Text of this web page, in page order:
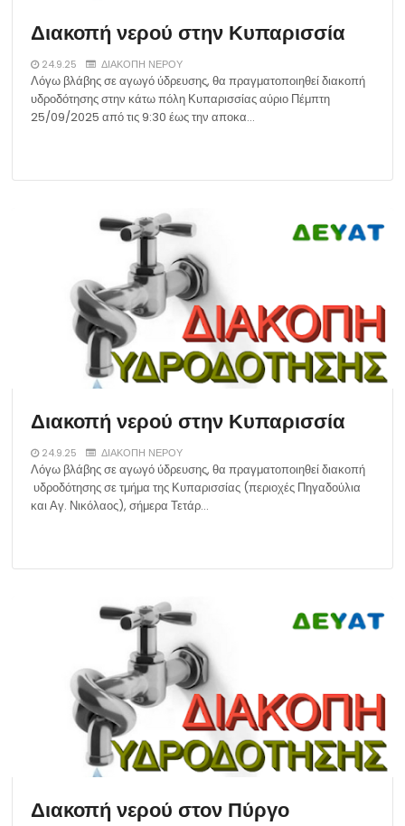
Διακοπή νερού στην Κυπαρισσία
24.9.25 ΔΙΑΚΟΠΗ ΝΕΡΟΥ
Λόγω βλάβης σε αγωγό ύδρευσης, θα πραγματοποιηθεί διακοπή
υδροδότησης στην κάτω πόλη Κυπαρισσίας αύριο Πέμπτη
25/09/2025 από τις 9:30 έως την αποκα…
Διακοπή νερού στην Κυπαρισσία
24.9.25 ΔΙΑΚΟΠΗ ΝΕΡΟΥ
Λόγω βλάβης σε αγωγό ύδρευσης, θα πραγματοποιηθεί διακοπή
υδροδότησης σε τμήμα της Κυπαρισσίας (περιοχές Πηγαδούλια
και Αγ. Νικόλαος), σήμερα Τετάρ…
Διακοπή νερού στον Πύργο